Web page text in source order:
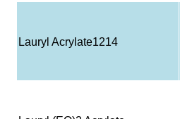
Lauryl Acrylate1214